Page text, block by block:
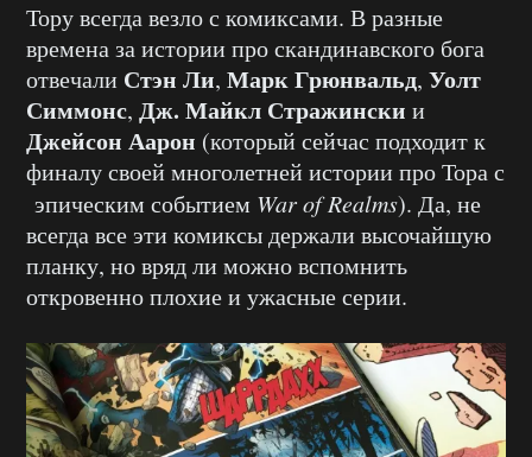
Тору всегда везло с комиксами. В разные
времена за истории про скандинавского бога
отвечали Стэн Ли, Марк Грюнвальд, Уолт
Симмонс, Дж. Майкл Стражински и
Джейсон Аарон (который сейчас подходит к
финалу своей многолетней истории про Тора с
эпическим событием War of Realms). Да, не
всегда все эти комиксы держали высочайшую
планку, но вряд ли можно вспомнить
откровенно плохие и ужасные серии.